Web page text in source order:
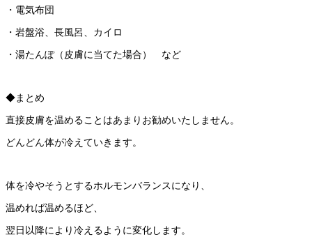
・電気布団
・岩盤浴、長風呂、カイロ
・湯たんぽ（皮膚に当てた場合） など
◆まとめ
直接皮膚を温めることはあまりお勧めいたしません。
どんどん体が冷えていきます。
体を冷やそうとするホルモンバランスになり、
温めれば温めるほど、
翌日以降により冷えるように変化します。